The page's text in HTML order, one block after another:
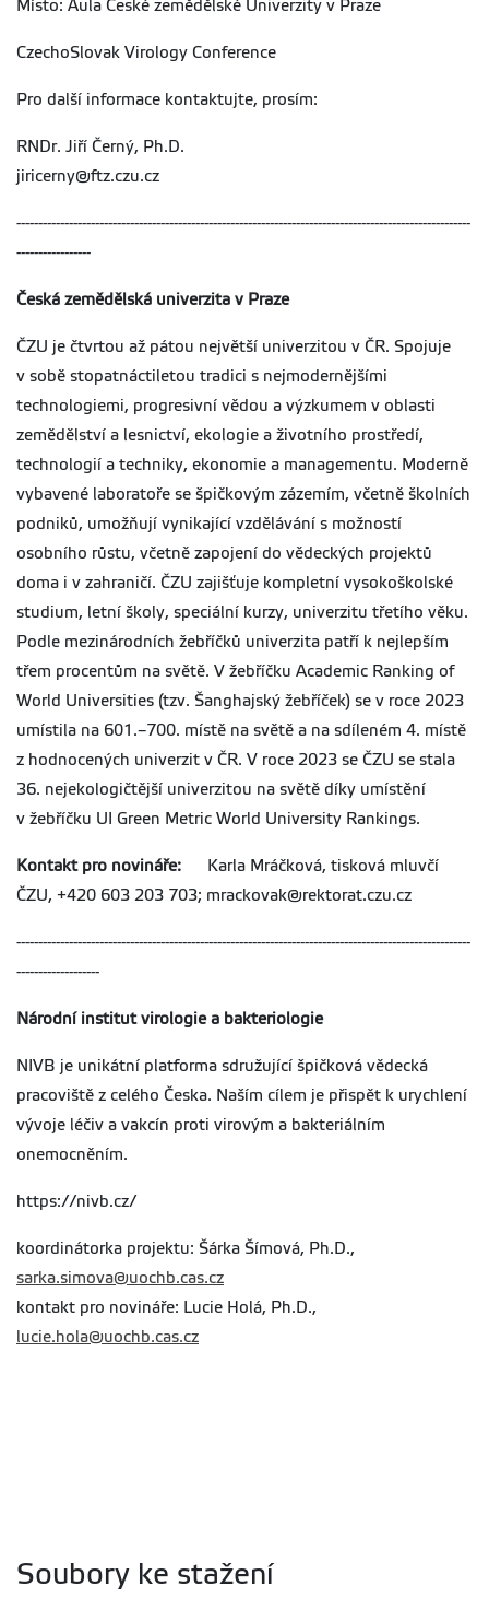
Místo: Aula České zemědělské Univerzity v Praze
CzechoSlovak Virology Conference
Pro další informace kontaktujte, prosím:
RNDr. Jiří Černý, Ph.D.
jiricerny@ftz.czu.cz
--------------------------------------------------------------------------------------------------------
-----------------
Česká zemědělská univerzita v Praze
ČZU je čtvrtou až pátou největší univerzitou v ČR. Spojuje
v sobě stopatnáctiletou tradici s nejmodernějšími
technologiemi, progresivní vědou a výzkumem v oblasti
zemědělství a lesnictví, ekologie a životního prostředí,
technologií a techniky, ekonomie a managementu. Moderně
vybavené laboratoře se špičkovým zázemím, včetně školních
podniků, umožňují vynikající vzdělávání s možností
osobního růstu, včetně zapojení do vědeckých projektů
doma i v zahraničí. ČZU zajišťuje kompletní vysokoškolské
studium, letní školy, speciální kurzy, univerzitu třetího věku.
Podle mezinárodních žebříčků univerzita patří k nejlepším
třem procentům na světě. V žebříčku Academic Ranking of
World Universities (tzv. Šanghajský žebříček) se v roce 2023
umístila na 601.–700. místě na světě a na sdíleném 4. místě
z hodnocených univerzit v ČR. V roce 2023 se ČZU se stala
36. nejekologičtější univerzitou na světě díky umístění
v žebříčku UI Green Metric World University Rankings.
Kontakt pro novináře:
Karla Mráčková, tisková mluvčí
ČZU, +420 603 203 703; mrackovak@rektorat.czu.cz
--------------------------------------------------------------------------------------------------------
-------------------
Národní institut virologie a bakteriologie
NIVB je unikátní platforma sdružující špičková vědecká
pracoviště z celého Česka. Naším cílem je přispět k urychlení
vývoje léčiv a vakcín proti virovým a bakteriálním
onemocněním.
https://nivb.cz/
koordinátorka projektu: Šárka Šímová, Ph.D.,
sarka.simova@uochb.cas.cz
kontakt pro novináře: Lucie Holá, Ph.D.,
lucie.hola@uochb.cas.cz
Soubory ke stažení